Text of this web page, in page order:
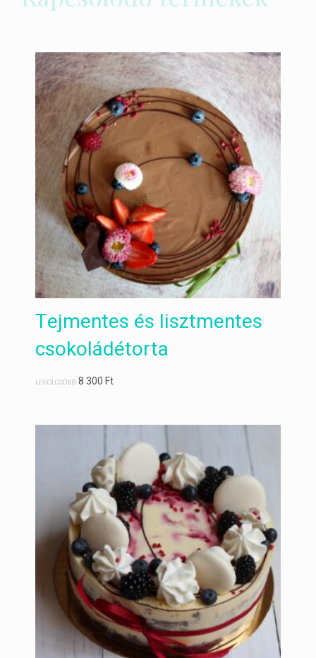
Tejmentes és lisztmentes
csokoládétorta
LEGOLCSÓBB:8 300Ft